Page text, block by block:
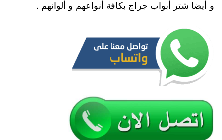
و أيضا شتر أبواب جراج بكافة أنواعهم و ألوانهم .